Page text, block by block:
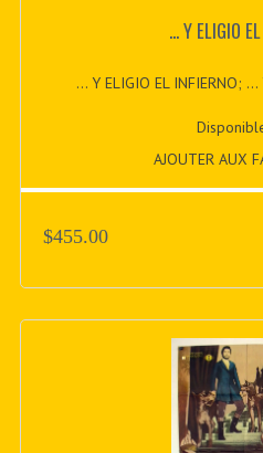
... Y ELIGIO
... Y ELIGIO EL INFIERNO;
AJOUTER AUX
$455.00